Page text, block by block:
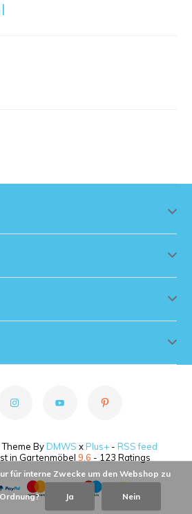
By DMWS x Plus+- RSS feed
in Gartenmöbel 9.6 - 123 Ratings
für interne Zwecke um den Webshop zu
Ja Nein